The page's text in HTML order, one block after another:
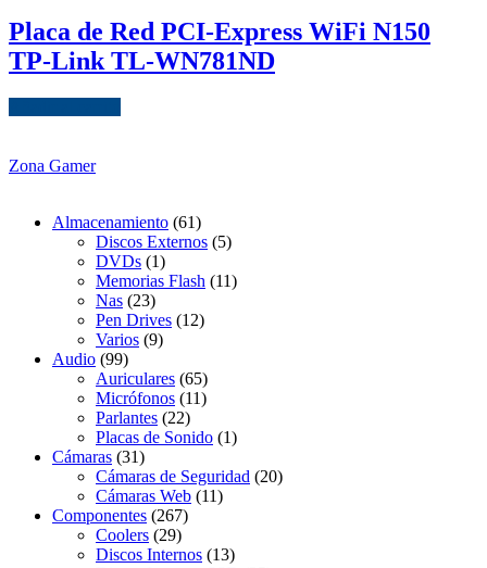
Placa de Red PCI-Express WiFi N150
TP-Link TL-WN781ND
Zona Gamer
Almacenamiento (61)
Discos Externos (5)
DVDs (1)
Memorias Flash (11)
Nas (23)
Pen Drives (12)
Varios (9)
Audio (99)
Auriculares (65)
Micrófonos (11)
Parlantes (22)
Placas de Sonido (1)
Cámaras (31)
Cámaras de Seguridad (20)
Cámaras Web (11)
Componentes (267)
Coolers (29)
Discos Internos (13)